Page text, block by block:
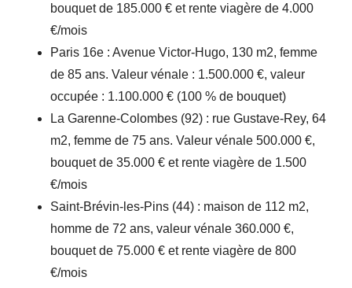
bouquet de 185.000 € et rente viagère de 4.000
€/mois
Paris 16e : Avenue Victor-Hugo, 130 m2, femme
de 85 ans. Valeur vénale : 1.500.000 €, valeur
occupée : 1.100.000 € (100 % de bouquet)
La Garenne-Colombes (92) : rue Gustave-Rey, 64
m2, femme de 75 ans. Valeur vénale 500.000 €,
bouquet de 35.000 € et rente viagère de 1.500
€/mois
Saint-Brévin-les-Pins (44) : maison de 112 m2,
homme de 72 ans, valeur vénale 360.000 €,
bouquet de 75.000 € et rente viagère de 800
€/mois